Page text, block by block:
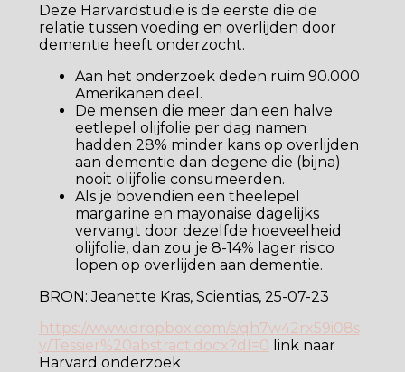
Deze Harvardstudie is de eerste die de
relatie tussen voeding en overlijden door
dementie heeft onderzocht.
Aan het onderzoek deden ruim 90.000
Amerikanen deel.
De mensen die meer dan een halve
eetlepel olijfolie per dag namen
hadden 28% minder kans op overlijden
aan dementie dan degene die (bijna)
nooit olijfolie consumeerden.
Als je bovendien een theelepel
margarine en mayonaise dagelijks
vervangt door dezelfde hoeveelheid
olijfolie, dan zou je 8-14% lager risico
lopen op overlijden aan dementie.
BRON: Jeanette Kras, Scientias, 25-07-23
https://www.dropbox.com/s/qh7w42rx59i08s
y/Tessier%20abstract.docx?dl=0 link naar
Harvard onderzoek